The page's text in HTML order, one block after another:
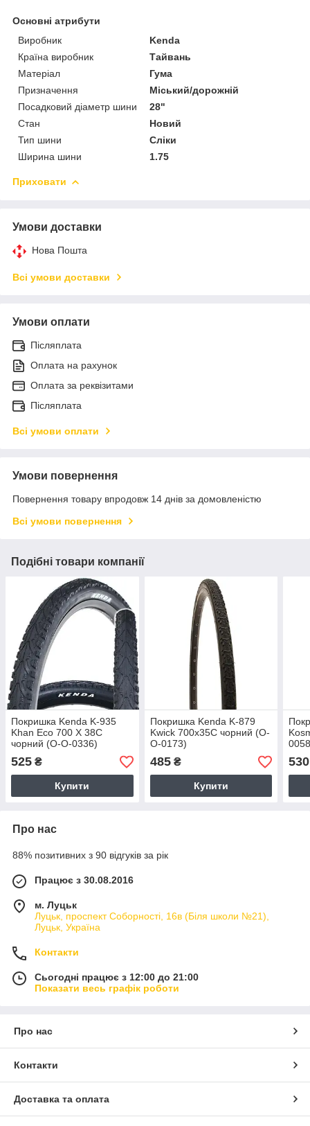
Основні атрибути
Виробник
Kenda
Країна виробник
Тайвань
Матеріал
Гума
Призначення
Міський/дорожній
Посадковий діаметр шини
28"
Стан
Новий
Тип шини
Сліки
Ширина шини
1.75
Приховати
Умови доставки
Нова Пошта
Всі умови доставки
Умови оплати
Післяплата
Оплата на рахунок
Оплата за реквізитами
Післяплата
Всі умови оплати
Умови повернення
Повернення товару впродовж 14 днів за домовленістю
Всі умови повернення
Подібні товари компанії
Покришка Kenda K-935
Khan Eco 700 X 38C
чорний (O-O-0336)
525 ₴
Купити
Покришка Kenda K-879
Kwick 700x35C чорний (O-
O-0173)
485₴
Купити
530
Про нас
88% позитивних з 90 відгуків за рік
Працює з 30.08.2016
м. Луцьк
Луцьк, проспект Соборності, 16в (Біля школи №21),
Луцьк, Україна
Контакти
Сьогодні працює з 12:00 до 21:00
Показати весь графік роботи
Про нас
Контакти
Доставка та оплата